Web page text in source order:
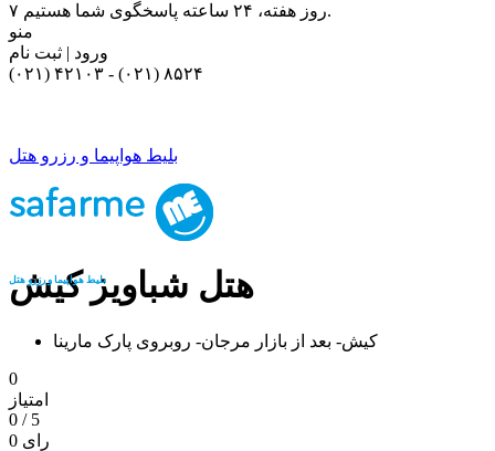
۷ روز هفته، ۲۴ ساعته پاسخگوی شما هستیم.
منو
ورود | ثبت نام
- (۰۲۱) ۸۵۲۴
بلیط هواپیما و رزرو هتل
بلیط هواپیما و رزرو هتل
هتل شباویز کیش
کیش- بعد از بازار مرجان- روبروی پارک مارینا
0
امتیاز
0 / 5
0 رای